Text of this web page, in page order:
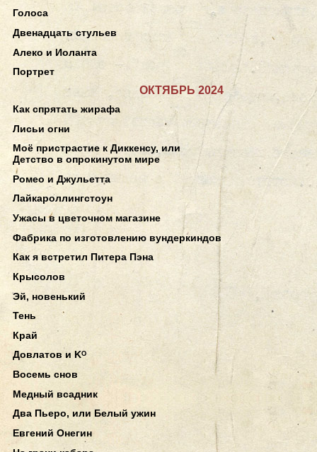
Голоса
Двенадцать стульев
Алеко и Иоланта
Портрет
ОКТЯБРЬ 2024
Как спрятать жирафа
Лисьи огни
Моё пристрастие к Диккенсу, или
Детство в опрокинутом мире
Ромео и Джульетта
Лайкароллингстоун
Ужасы в цветочном магазине
Фабрика по изготовлению вундеркиндов
Как я встретил Питера Пэна
Крысолов
Эй, новенький
Тень
Край
Довлатов и Kᴼ
Восемь снов
Медный всадник
Два Пьеро, или Белый ужин
Евгений Онегин